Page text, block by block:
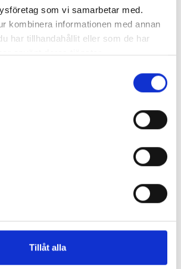
som vi samarbetar med.
kombinera informationen med annan
har tillhandahållit eller som de har
använt deras tjänster.
Tillåt alla